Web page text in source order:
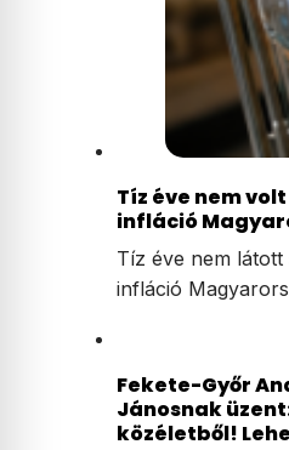
Tíz éve nem
infláció
Tíz éve nem
infláció
Fekete-Győr
Jánosnak
közéletből!